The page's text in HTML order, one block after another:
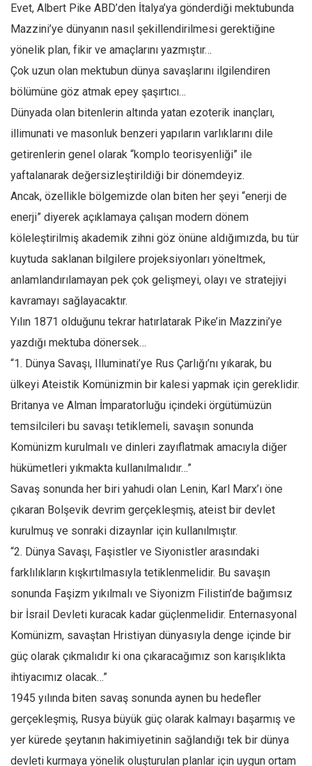
Tüm Sayılar
Kategoriler
Kültür Sanat
Kitap
Karisi kitap sualleri
7 soruda bu hafta
Ekonomi
Spor
Manzara
Hayat
Türkiye
Siyaset
Dünya
Avrupa
Asya
Afrika
İslam Dünyası
Tarih
Düşünce
Dosyalar
Evet, Albert Pike ABD’den İtalya’ya gönderdiği mektubunda
Mazzini’ye dünyanın nasıl şekillendirilmesi gerektiğine
yönelik plan, fikir ve amaçlarını yazmıştır…
Çok uzun olan mektubun dünya savaşlarını ilgilendiren
bölümüne göz atmak epey şaşırtıcı…
Dünyada olan bitenlerin altında yatan ezoterik inançları,
illimunati ve masonluk benzeri yapıların varlıklarını dile
getirenlerin genel olarak “komplo teorisyenliği” ile
yaftalanarak değersizleştirildiği bir dönemdeyiz.
Ancak, özellikle bölgemizde olan biten her şeyi “enerji de
enerji” diyerek açıklamaya çalışan modern dönem
köleleştirilmiş akademik zihni göz önüne aldığımızda, bu tür
kuytuda saklanan bilgilere projeksiyonları yöneltmek,
anlamlandırılamayan pek çok gelişmeyi, olayı ve stratejiyi
kavramayı sağlayacaktır.
Yılın 1871 olduğunu tekrar hatırlatarak Pike’in Mazzini’ye
yazdığı mektuba dönersek…
“1. Dünya Savaşı, Illuminati’ye Rus Çarlığı’nı yıkarak, bu
ülkeyi Ateistik Komünizmin bir kalesi yapmak için gereklidir.
Britanya ve Alman İmparatorluğu içindeki örgütümüzün
temsilcileri bu savaşı tetiklemeli, savaşın sonunda
Komünizm kurulmalı ve dinleri zayıflatmak amacıyla diğer
hükümetleri yıkmakta kullanılmalıdır…”
Savaş sonunda her biri yahudi olan Lenin, Karl Marx’ı öne
çıkaran Bolşevik devrim gerçekleşmiş, ateist bir devlet
kurulmuş ve sonraki dizaynlar için kullanılmıştır.
“2. Dünya Savaşı, Faşistler ve Siyonistler arasındaki
farklılıkların kışkırtılmasıyla tetiklenmelidir. Bu savaşın
sonunda Faşizm yıkılmalı ve Siyonizm Filistin’de bağımsız
bir İsrail Devleti kuracak kadar güçlenmelidir. Enternasyonal
Komünizm, savaştan Hristiyan dünyasıyla denge içinde bir
güç olarak çıkmalıdır ki ona çıkaracağımız son karışıklıkta
ihtiyacımız olacak…”
1945 yılında biten savaş sonunda aynen bu hedefler
gerçekleşmiş, Rusya büyük güç olarak kalmayı başarmış ve
yer kürede şeytanın hakimiyetinin sağlandığı tek bir dünya
devleti kurmaya yönelik oluşturulan planlar için uygun ortam